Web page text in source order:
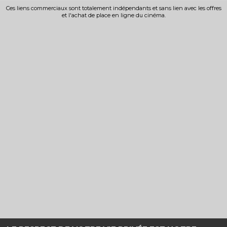
Ces liens commerciaux sont totalement indépendants et sans lien avec les offres
et l'achat de place en ligne du cinéma.